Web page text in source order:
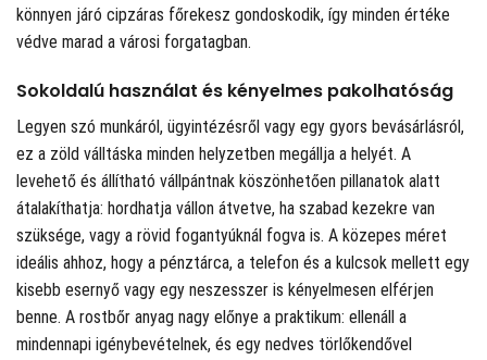
könnyen járó cipzáras főrekesz gondoskodik, így minden értéke
védve marad a városi forgatagban.
Sokoldalú használat és kényelmes pakolhatóság
Legyen szó munkáról, ügyintézésről vagy egy gyors bevásárlásról,
ez a zöld válltáska minden helyzetben megállja a helyét. A
levehető és állítható vállpántnak köszönhetően pillanatok alatt
átalakíthatja: hordhatja vállon átvetve, ha szabad kezekre van
szüksége, vagy a rövid fogantyúknál fogva is. A közepes méret
ideális ahhoz, hogy a pénztárca, a telefon és a kulcsok mellett egy
kisebb esernyő vagy egy neszesszer is kényelmesen elférjen
benne. A rostbőr anyag nagy előnye a praktikum: ellenáll a
mindennapi igénybevételnek, és egy nedves törlőkendővel